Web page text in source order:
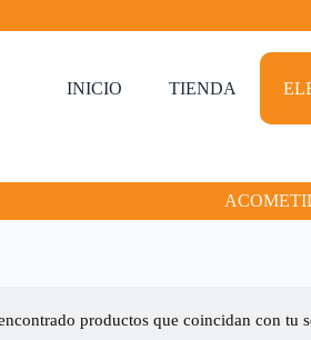
INICIO TIENDA
productos que coincidan con tu